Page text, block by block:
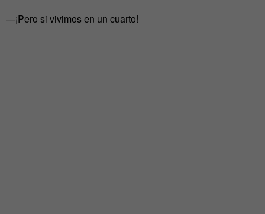
—¡Pero si vivimos en un cuarto!